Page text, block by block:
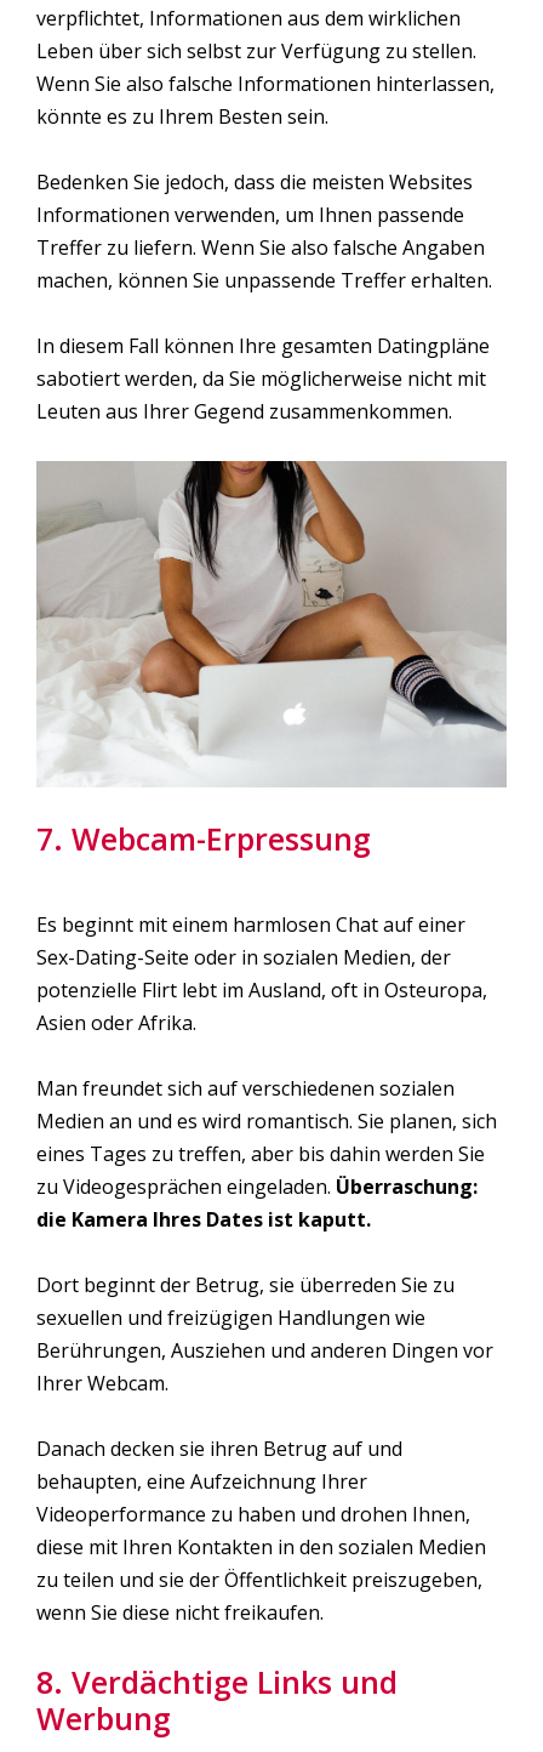
verpflichtet, Informationen aus dem wirklichen
Leben über sich selbst zur Verfügung zu stellen.
Wenn Sie also falsche Informationen hinterlassen,
könnte es zu Ihrem Besten sein.
Bedenken Sie jedoch, dass die meisten Websites
Informationen verwenden, um Ihnen passende
Treffer zu liefern. Wenn Sie also falsche Angaben
machen, können Sie unpassende Treffer erhalten.
In diesem Fall können Ihre gesamten Datingpläne
sabotiert werden, da Sie möglicherweise nicht mit
Leuten aus Ihrer Gegend zusammenkommen.
7. Webcam-Erpressung
Es beginnt mit einem harmlosen Chat auf einer
Sex-Dating-Seite oder in sozialen Medien, der
potenzielle Flirt lebt im Ausland, oft in Osteuropa,
Asien oder Afrika.
Man freundet sich auf verschiedenen sozialen
Medien an und es wird romantisch. Sie planen, sich
eines Tages zu treffen, aber bis dahin werden Sie
zu Videogesprächen eingeladen. Überraschung:
die Kamera Ihres Dates ist kaputt.
Dort beginnt der Betrug, sie überreden Sie zu
sexuellen und freizügigen Handlungen wie
Berührungen, Ausziehen und anderen Dingen vor
Ihrer Webcam.
Danach decken sie ihren Betrug auf und
behaupten, eine Aufzeichnung Ihrer
Videoperformance zu haben und drohen Ihnen,
diese mit Ihren Kontakten in den sozialen Medien
zu teilen und sie der Öffentlichkeit preiszugeben,
wenn Sie diese nicht freikaufen.
8. Verdächtige Links und
Werbung